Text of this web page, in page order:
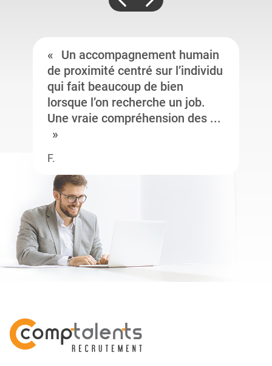
Un accompagnement humain
de proximité centré sur l’individu
qui fait beaucoup de bien
lorsque l’on recherche un job.
Une vraie compréhension des ...
F.